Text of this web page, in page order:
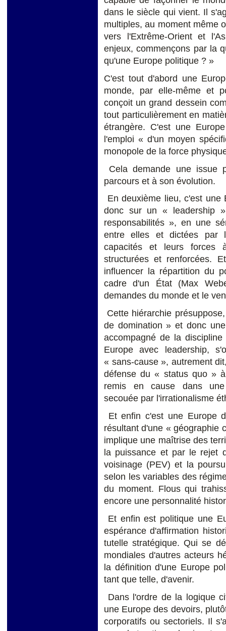
dans le siècle qui vient. Il
multiples, au moment même
vers l'Extrême-Orient et
enjeux, commençons par la
qu'une Europe politique ? »
C'est tout d'abord une
monde, par elle-même et
conçoit un grand dessein
tout particulièrement en
étrangère. C'est une
l'emploi « d'un moyen
monopole de la force
Cela demande une issue
parcours et à son évolution.
En deuxième lieu, c'est
donc sur un « leadership
responsabilités », en une
entre elles et dictées par
capacités et leurs forces
structurées et renforcées.
influencer la répartition du
cadre d'un État (Max
demandes du monde et le
Cette hiérarchie
de domination » et donc
accompagné de la
Europe avec leadership,
« sans-cause », autrement
défense du « status quo »
remis en cause dans une
secouée par l'irrationalisme
Et enfin c'est une Europe
résultant d'une « géographie
implique une maîtrise des
la puissance et par le rejet
voisinage (PEV) et la
selon les variables des
du moment. Flous qui
encore une personnalité
Et enfin est politique une
espérance d'affirmation
tutelle stratégique. Qui se
mondiales d'autres acteurs
la définition d'une Europe
tant que telle, d'avenir.
Dans l'ordre de la logique
une Europe des devoirs,
corporatifs ou sectoriels. Il